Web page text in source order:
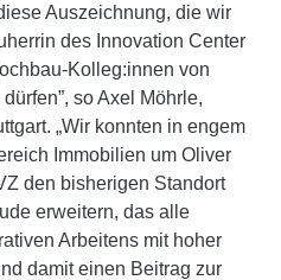
Auszeichnung, die wir
des Innovation Center
Kolleg:innen von
so Axel Möhrle,
„Wir konnten in engem
Immobilien um Oliver
den bisherigen Standort
erweitern, das alle
Arbeitens mit hoher
damit einen Beitrag zur